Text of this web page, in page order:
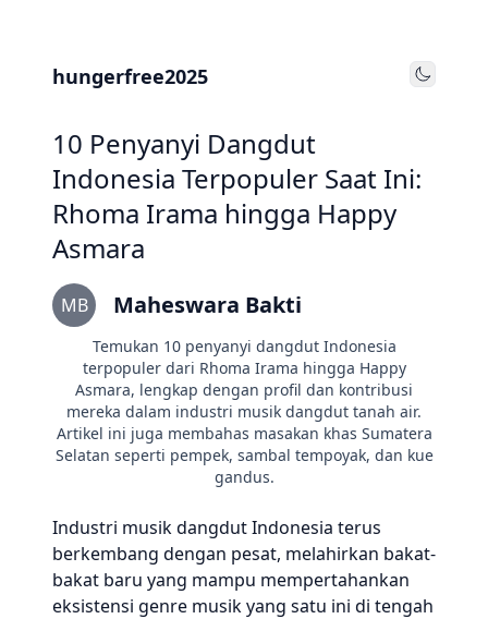
hungerfree2025 Toggle
10 Penyanyi Dangdut
Indonesia Terpopuler Saat Ini:
Rhoma Irama hingga Happy
Asmara
MB Maheswara Bakti
Temukan 10 penyanyi dangdut Indonesia
terpopuler dari Rhoma Irama hingga Happy
Asmara, lengkap dengan profil dan kontribusi
mereka dalam industri musik dangdut tanah air.
Artikel ini juga membahas masakan khas Sumatera
Selatan seperti pempek, sambal tempoyak, dan kue
gandus.
Industri musik dangdut Indonesia terus
berkembang dengan pesat, melahirkan bakat-
bakat baru yang mampu mempertahankan
eksistensi genre musik yang satu ini di tengah